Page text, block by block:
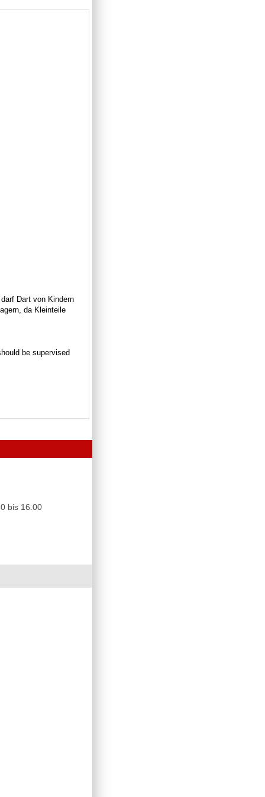
Dart von Kindern
da Kleinteile
be supervised
bis 16.00